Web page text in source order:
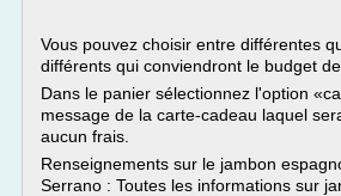
Vous pouvez choisir entre différentes
différents qui conviendront le budget
Dans le panier sélectionnez l'option
message de la carte-cadeau laquel
aucun frais.
Renseignements sur le jambon
Serrano : Toutes les informations sur